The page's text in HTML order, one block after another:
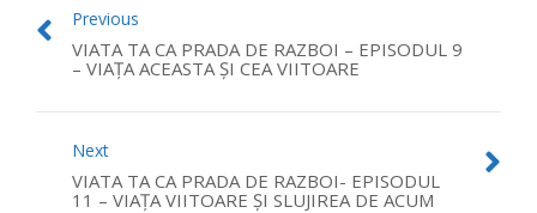
Previous
VIATA TA CA PRADA DE RAZBOI – EPISODUL 9
– VIAȚA ACEASTA ȘI CEA VIITOARE
Next
VIATA TA CA PRADA DE RAZBOI- EPISODUL
11 – VIAȚA VIITOARE ȘI SLUJIREA DE ACUM